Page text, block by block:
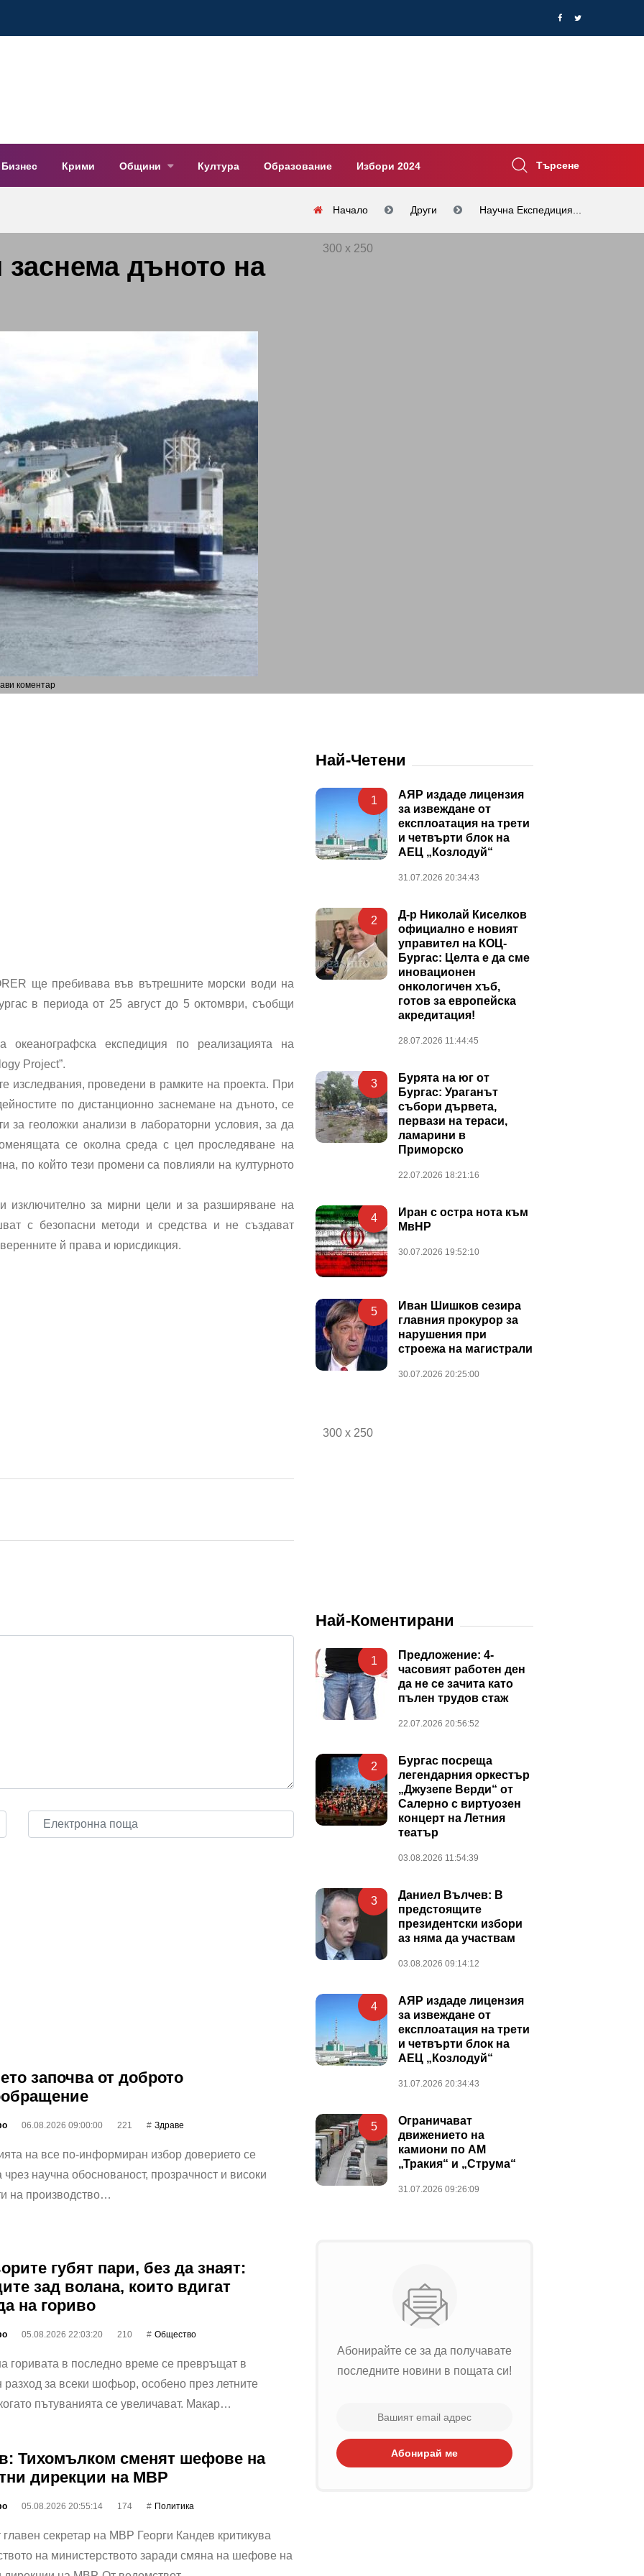
Бизнес Крими Общини Култура Образование Избори 2024 Търсене
Начало Други Научна Експедиция...
дъното на
коментар
300 x 250
ще пребивава във вътрешните морски води на
в периода от 25 август до 5 октомври, съобщи
експедиция по реализацията на
Project”.
изследвания, проведени в рамките на проекта. При
по дистанционно заснемане на дъното, се
за геоложки анализи в лабораторни условия, за да
се околна среда с цел проследяване на
по който тези промени са повлияли на културното
изключително за мирни цели и за разширяване на
с безопасни методи и средства и не създават
й права и юрисдикция.
започва от доброто
06.08.2026 09:00:00 221 Здраве
на все по-информиран избор доверието се
чрез научна обоснованост, прозрачност и високи
на производство…
губят пари, без да знаят:
зад волана, които вдигат
на гориво
05.08.2026 22:03:20 210 Общество
горивата в последно време се превръщат в
разход за всеки шофьор, особено през летните
пътуванията се увеличават. Макар…
Тихомълком сменят шефове на
дирекции на МВР
05.08.2026 20:55:14 174 Политика
секретар на МВР Георги Кандев критикува
на министерството заради смяна на шефове на
Най-Четени
1
АЯР издаде лицензия
за извеждане от
експлоатация на трети
и четвърти блок на
АЕЦ „Козлодуй“
31.07.2026 20:34:43
2
Д-р Николай Киселков
официално е новият
управител на КОЦ-
Бургас: Целта е да сме
иновационен
онкологичен хъб,
готов за европейска
акредитация!
28.07.2026 11:44:45
3
Бурята на юг от
Бургас: Ураганът
събори дървета,
первази на тераси,
ламарини в
Приморско
22.07.2026 18:21:16
4
Иран с остра нота към
МвНР
30.07.2026 19:52:10
5
Иван Шишков сезира
главния прокурор за
нарушения при
строежа на магистрали
30.07.2026 20:25:00
300 x 250
Най-Коментирани
1
Предложение: 4-
часовият работен ден
да не се зачита като
пълен трудов стаж
22.07.2026 20:56:52
2
Бургас посреща
легендарния оркестър
„Джузепе Верди“ от
Салерно с виртуозен
концерт на Летния
театър
03.08.2026 11:54:39
3
Даниел Вълчев: В
предстоящите
президентски избори
аз няма да участвам
03.08.2026 09:14:12
4
АЯР издаде лицензия
за извеждане от
експлоатация на трети
и четвърти блок на
АЕЦ „Козлодуй“
31.07.2026 20:34:43
5
Ограничават
движението на
камиони по АМ
„Тракия“ и „Струма“
31.07.2026 09:26:09
Абонирайте се за да получавате
последните новини в пощата си!
Абонирай ме